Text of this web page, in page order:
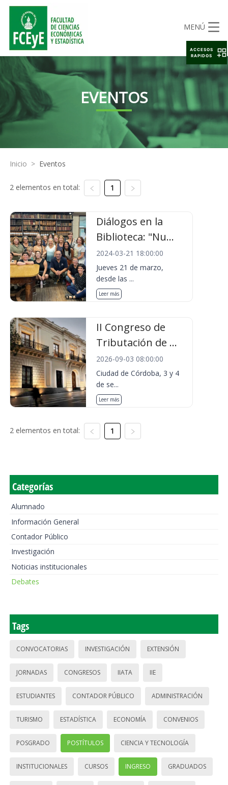
MENÚ
EVENTOS
Inicio > Eventos
2 elementos en total: 1
Diálogos en la
Biblioteca: "Nu...
2024-03-21 18:00:00
Jueves 21 de marzo,
desde las ...
Leer más
II Congreso de
Tributación de ...
2026-09-03 08:00:00
Ciudad de Córdoba, 3 y 4
de se...
Leer más
2 elementos en total: 1
Categorías
Alumnado
Información General
Contador Público
Investigación
Noticias institucionales
Debates
Tags
CONVOCATORIAS INVESTIGACIÓN EXTENSIÓN
JORNADAS CONGRESOS IIATA IIE
ESTUDIANTES CONTADOR PÚBLICO ADMINISTRACIÓN
TURISMO ESTADÍSTICA ECONOMÍA CONVENIOS
POSGRADO POSTÍTULOS CIENCIA Y TECNOLOGÍA
INSTITUCIONALES CURSOS INGRESO GRADUADOS
ACCESOS
RAPIDOS